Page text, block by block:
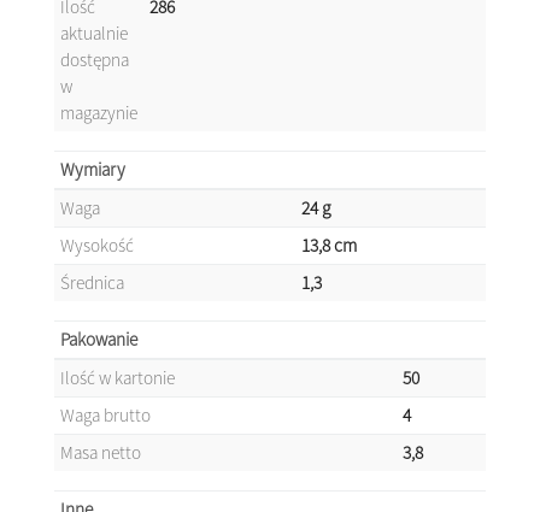
Ilość
aktualnie
dostępna
w
magazynie
286
Wymiary
Waga
24 g
Wysokość
13,8 cm
Średnica
1,3
Pakowanie
Ilość w kartonie
50
Waga brutto
4
Masa netto
3,8